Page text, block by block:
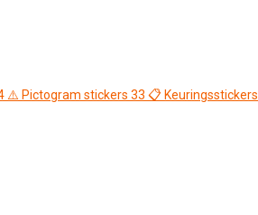
⚠️ Pictogram stickers 33 📋 Keuringsstickers